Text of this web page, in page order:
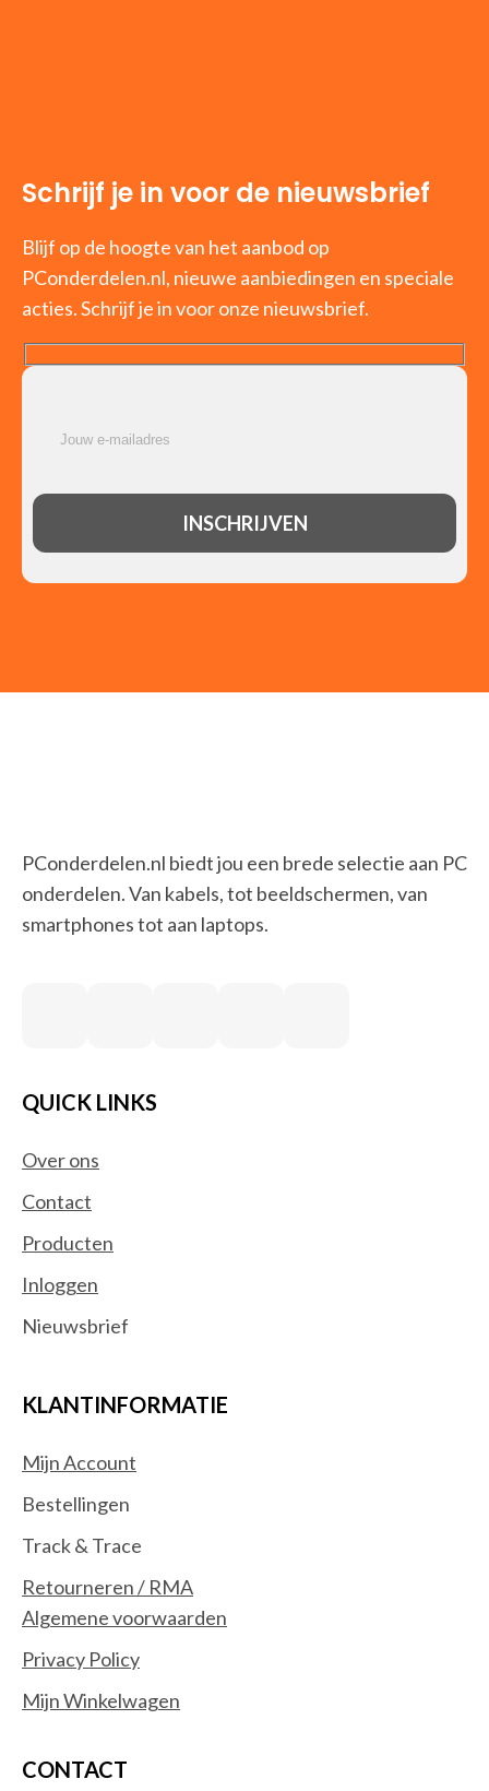
Schrijf je in voor de nieuwsbrief
Blijf op de hoogte van het aanbod op
PConderdelen.nl, nieuwe aanbiedingen en speciale
acties. Schrijf je in voor onze nieuwsbrief.
PConderdelen.nl biedt jou een brede selectie aan PC
onderdelen. Van kabels, tot beeldschermen, van
smartphones tot aan laptops.
QUICK LINKS
Over ons
Contact
Producten
Inloggen
Nieuwsbrief
KLANTINFORMATIE
Mijn Account
Bestellingen
Track & Trace
Retourneren / RMA
Algemene voorwaarden
Privacy Policy
Mijn Winkelwagen
CONTACT